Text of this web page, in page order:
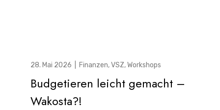
28. Mai 2026 Finanzen,VSZ,Workshops
Budgetieren leicht gemacht –
Wakosta?!